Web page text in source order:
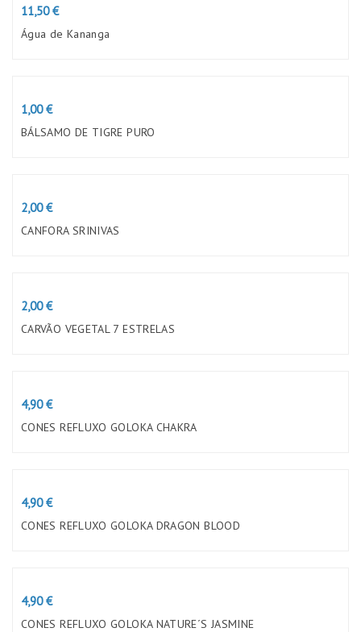
Preço
11,50 €
Água de Kananga
Preço
1,00 €
BÁLSAMO DE TIGRE PURO
Preço
2,00 €
CANFORA SRINIVAS
Preço
2,00 €
CARVÃO VEGETAL 7 ESTRELAS
Preço
4,90 €
CONES REFLUXO GOLOKA CHAKRA
Preço
4,90 €
CONES REFLUXO GOLOKA DRAGON BLOOD
Preço
4,90 €
CONES REFLUXO GOLOKA NATURE´S JASMINE